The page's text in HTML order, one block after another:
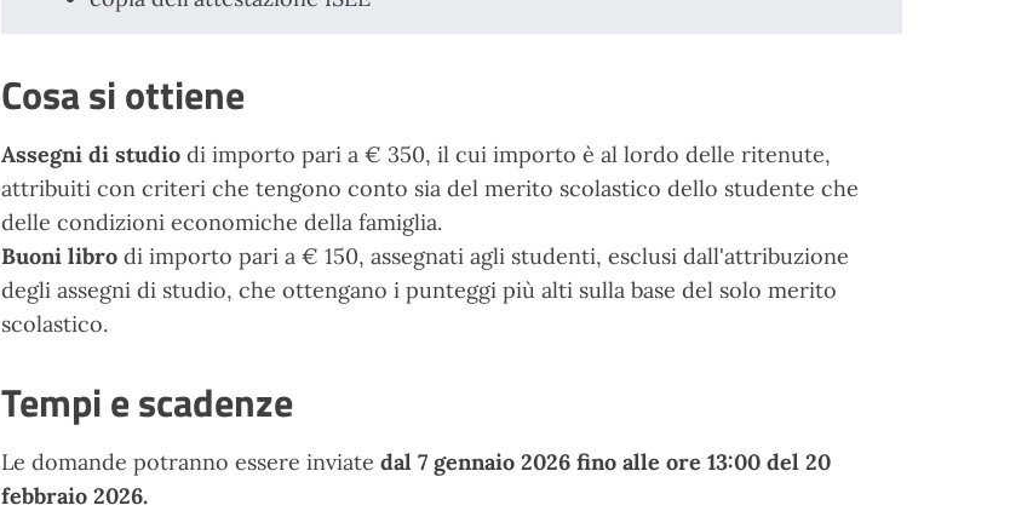
Cosa si ottiene
Assegni di studio di importo pari a € 350, il cui importo è al lordo delle ritenute,
attribuiti con criteri che tengono conto sia del merito scolastico dello studente che
delle condizioni economiche della famiglia.
Buoni libro di importo pari a € 150, assegnati agli studenti, esclusi dall'attribuzione
degli assegni di studio, che ottengano i punteggi più alti sulla base del solo merito
scolastico.
Tempi e scadenze
Le domande potranno essere inviate dal 7 gennaio 2026 fino alle ore 13:00 del 20
febbraio 2026.